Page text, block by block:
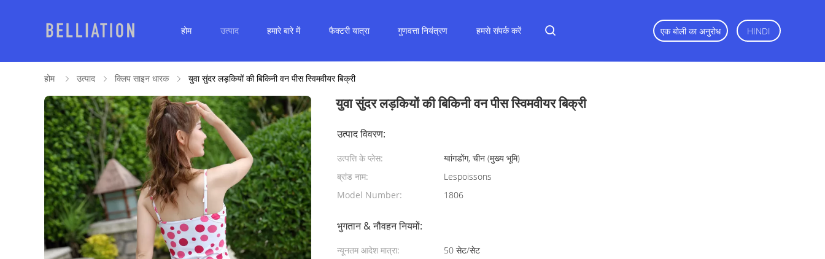
होम उत्पाद हमारे बारे में फैक्टरी यात्रा गुणवत्ता नियंत्रण हमसे संपर्क करें एक बोली का अनुरोध HINDI
होम उत्पाद क्लिप साइन धारक युवा सुंदर लड़कियों की बिकिनी वन पीस स्विमवीयर बिक्री
युवा सुंदर लड़कियों की बिकिनी वन पीस स्विमवीयर बिक्री
उत्पाद विवरण:
उत्पत्ति के प्लेस:
ग्वांगडोंग, चीन (मुख्य भूमि)
ब्रांड नाम:
Lespoissons
Model Number:
1806
भुगतान & नौवहन नियमों:
न्यूनतम आदेश मात्रा:
50 सेट/सेट